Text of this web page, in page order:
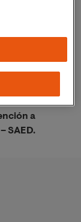
apoyar y
aspecto,
a
SAED.